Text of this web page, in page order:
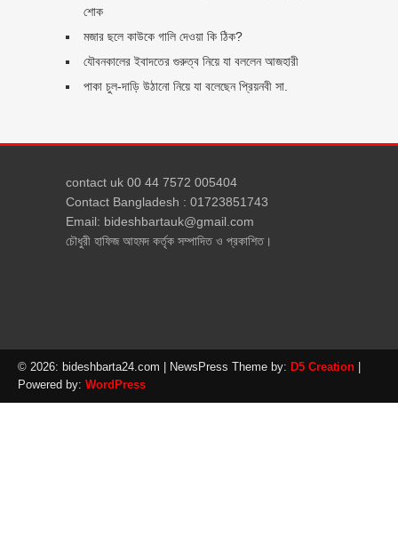
শোক
মজার ছলে কাউকে গালি দেওয়া কি ঠিক?
যৌবনকালের ইবাদতের গুরুত্ব নিয়ে যা বললেন আজহারী
পাকা চুল-দাড়ি উঠানো নিয়ে যা বলেছেন প্রিয়নবী সা.
contact uk 00 44 7572 005404
Contact Bangladesh : 01723851743
Email: bideshbartauk@gmail.com
চৌধুরী হাফিজ আহমদ কর্তৃক সম্পাদিত ও প্রকাশিত।
© 2026: bideshbarta24.com | NewsPress Theme by: D5 Creation
Powered by: WordPress